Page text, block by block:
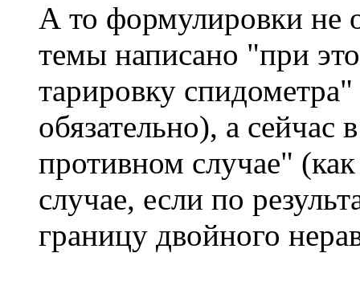
А то формулировки не
темы написано "при
тарировку спидометра"
обязательно), а сейчас
противном случае"
случае, если по
границу двойного